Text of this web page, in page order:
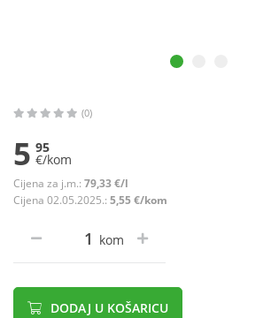
(0)
5 95
€/kom
Cijena za j.m.: 79,33 €/l
Cijena 02.05.2025.: 5,55 €/kom
kom
DODAJ U KOŠARICU